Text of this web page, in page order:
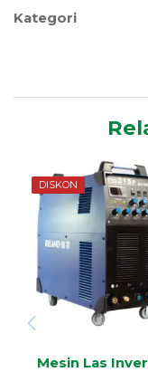
Kategori
DISKON
Mesin Las